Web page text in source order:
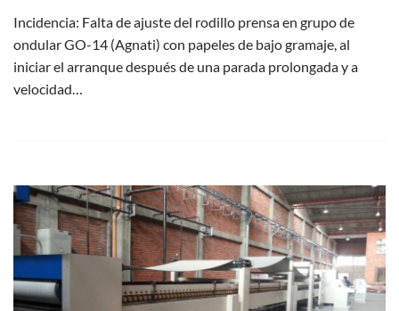
Incidencia: Falta de ajuste del rodillo prensa en grupo de
ondular GO-14 (Agnati) con papeles de bajo gramaje, al
iniciar el arranque después de una parada prolongada y a
velocidad…